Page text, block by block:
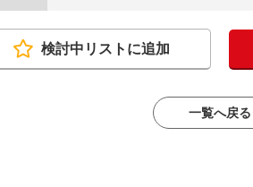
検討中リストに追加
一覧へ戻る